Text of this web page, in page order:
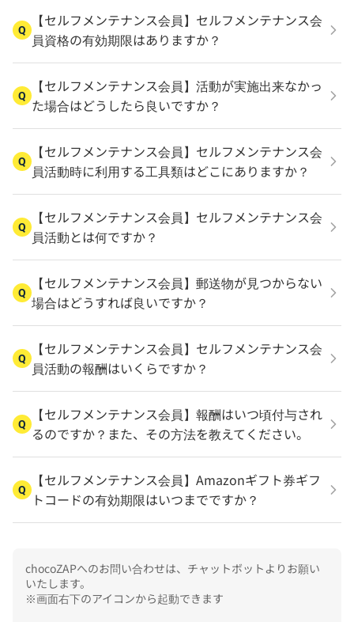
Q
【セルフメンテナンス会員】セルフメンテナンス会
員資格の有効期限はありますか？
Q
【セルフメンテナンス会員】活動が実施出来なかっ
た場合はどうしたら良いですか？
Q
【セルフメンテナンス会員】セルフメンテナンス会
員活動時に利用する工具類はどこにありますか？
Q
【セルフメンテナンス会員】セルフメンテナンス会
員活動とは何ですか？
Q
【セルフメンテナンス会員】郵送物が見つからない
場合はどうすれば良いですか？
Q
【セルフメンテナンス会員】セルフメンテナンス会
員活動の報酬はいくらですか？
Q
【セルフメンテナンス会員】報酬はいつ頃付与され
るのですか？また、その方法を教えてください。
Q
【セルフメンテナンス会員】Amazonギフト券ギフ
トコードの有効期限はいつまでですか？
chocoZAPへのお問い合わせは、チャットボットよりお願い
いたします。
※画面右下のアイコンから起動できます